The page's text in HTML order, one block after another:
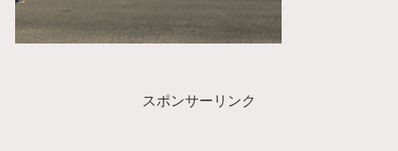
スポンサーリンク